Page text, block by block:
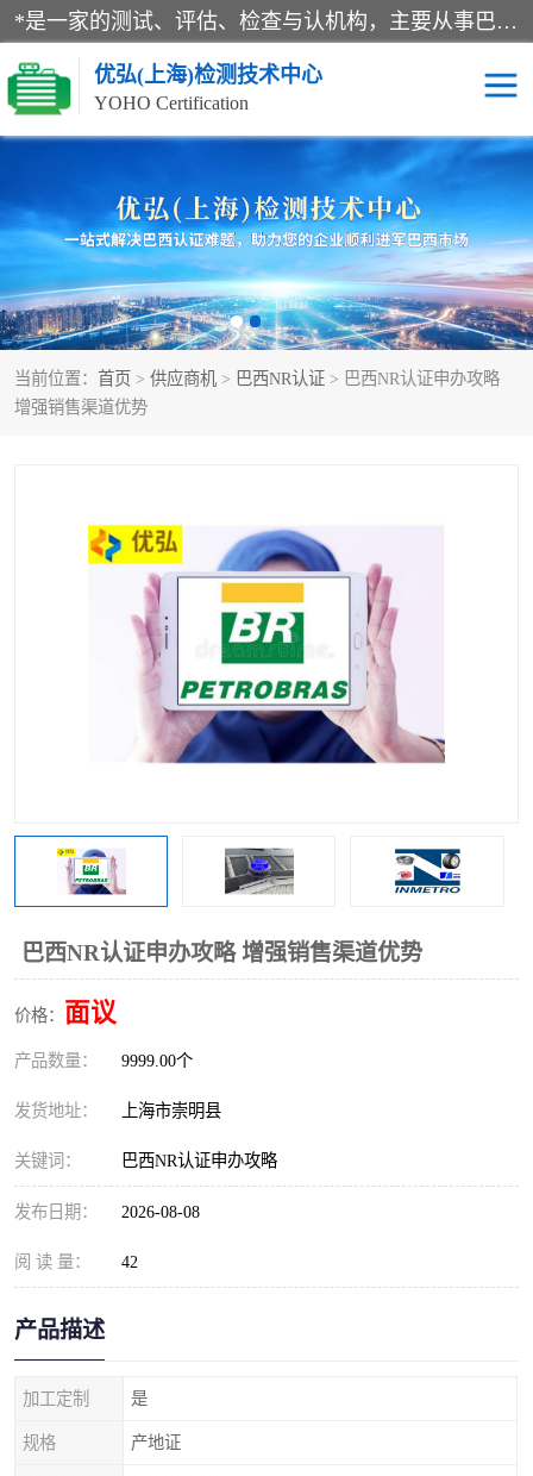
*是一家的测试、评估、检查与认机构，主要从事巴西NR10认证、NR12认证、NR13认证；ANATEL认证、INMTRO认证，欧盟CE认证：MD认证，PED认证，MID认证，ATEX认证，德国蓝色天使认证。
优弘(上海)检测技术中心
YOHO Certification
当前位置： 首页 > 供应商机 > 巴西NR认证 > 巴西NR认证申办攻略
增强销售渠道优势
巴西NR认证申办攻略 增强销售渠道优势
价格： 面议
产品数量： 9999.00个
发货地址： 上海市崇明县
关键词： 巴西NR认证申办攻略
发布日期： 2026-08-08
阅 读 量： 42
产品描述
加工定制 是
规格 产地证
RECYCLASS认证 NR10认证
NR12认证 NR13认证
ART认证 巴西NR认证
巴西认证 RETIE认证